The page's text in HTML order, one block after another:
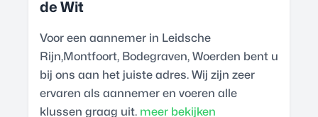
de Wit
Voor een aannemer in Leidsche
Rijn,Montfoort, Bodegraven, Woerden bent u
bij ons aan het juiste adres. Wij zijn zeer
ervaren als aannemer en voeren alle
klussen graag uit. meer bekijken